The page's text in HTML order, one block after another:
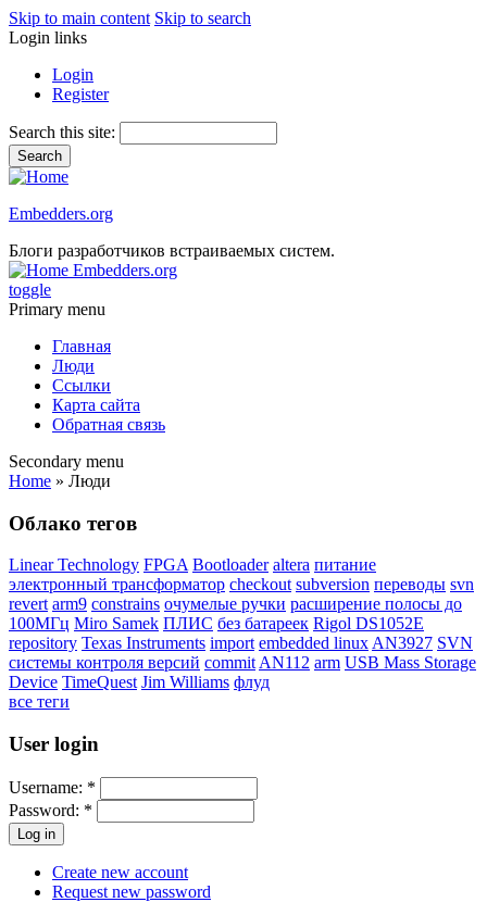
Skip to main content Skip to search
Login links
Login
Register
Search this site:
Embedders.org
Блоги разработчиков встраиваемых систем.
Embedders.org
toggle
Primary menu
Главная
Люди
Ссылки
Карта сайта
Обратная связь
Secondary menu
Home » Люди
Облако тегов
Linear Technology FPGA Bootloader altera питание
электронный трансформатор checkout subversion переводы svn
revert arm9 constrains очумелые ручки расширение полосы до
100МГц Miro Samek ПЛИС без батареек Rigol DS1052E
repository Texas Instruments import embedded linuxAN3927 SVN
системы контроля версий commitAN112 arm USB Mass Storage
Device TimeQuest Jim Williams флуд
все теги
User login
Username: *
Password: *
Create new account
Request new password